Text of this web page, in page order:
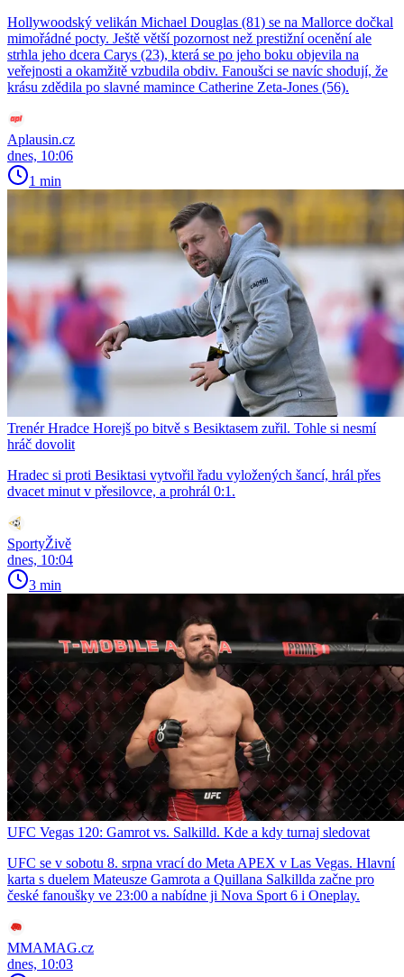
Hollywoodský velikán Michael Douglas (81) se na Mallorce dočkal
mimořádné pocty. Ještě větší pozornost než prestižní ocenění ale
strhla jeho dcera Carys (23), která se po jeho boku objevila na
veřejnosti a okamžitě vzbudila obdiv. Fanoušci se navíc shodují, že
krásu zdědila po slavné mamince Catherine Zeta-Jones (56).
Aplausin.cz
dnes, 10:06
1 min
Trenér Hradce Horejš po bitvě s Besiktasem zuřil. Tohle si nesmí
hráč dovolit
Hradec si proti Besiktasi vytvořil řadu vyložených šancí, hrál přes
dvacet minut v přesilovce, a prohrál 0:1.
SportyŽivě
dnes, 10:04
3 min
UFC Vegas 120: Gamrot vs. Salkilld. Kde a kdy turnaj sledovat
UFC se v sobotu 8. srpna vrací do Meta APEX v Las Vegas. Hlavní
karta s duelem Mateusze Gamrota a Quillana Salkillda začne pro
české fanoušky ve 23:00 a nabídne ji Nova Sport 6 i Oneplay.
MMAMAG.cz
dnes, 10:03